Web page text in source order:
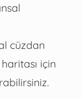
cüzdan
için